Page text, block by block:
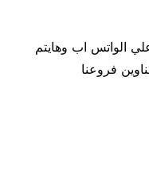
الواتس اب وهايتم
فروعنا